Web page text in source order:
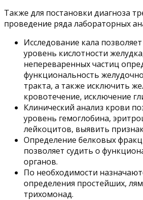
Также для постановки диагноза
проведение ряда лабораторных
Исследование кала
уровень кислотности
непереваренных частиц
функциональность
тракта, а также исключить
кровотечение, исключение
Клинический анализ крови
уровень гемоглобина,
лейкоцитов, выявить
Определение белковых
позволяет судить о
органов.
По необходимости
определения простейших,
трихомонад.